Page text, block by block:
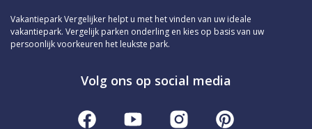
Vakantiepark Vergelijker helpt u met het vinden van uw ideale
vakantiepark. Vergelijk parken onderling en kies op basis van uw
persoonlijk voorkeuren het leukste park.
Volg ons op social media